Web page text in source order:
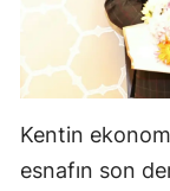
Kentin
esnafın son